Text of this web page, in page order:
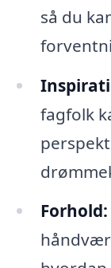
så du
fagfolk
Forhold: